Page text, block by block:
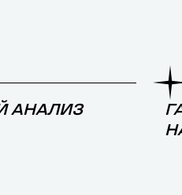
АНАЛИЗ